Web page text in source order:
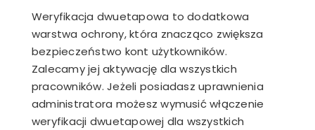
Weryfikacja dwuetapowa to dodatkowa
warstwa ochrony, która znacząco zwiększa
bezpieczeństwo kont użytkowników.
Zalecamy jej aktywację dla wszystkich
pracowników. Jeżeli posiadasz uprawnienia
administratora możesz wymusić włączenie
weryfikacji dwuetapowej dla wszystkich